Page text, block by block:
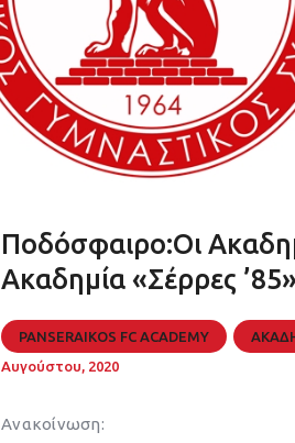
Ποδόσφαιρο:Οι
Ακαδημία «Σέρρες
PANSERAIKOS FC ACADEMY
Αυγούστου, 2020
Ανακοίνωση: